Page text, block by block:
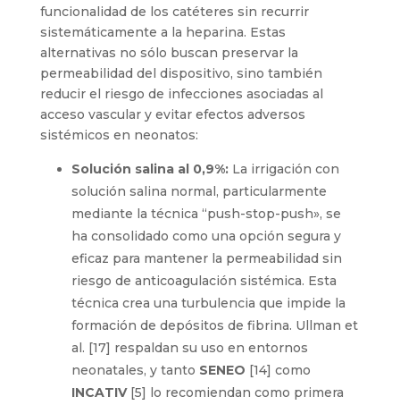
funcionalidad de los catéteres sin recurrir
sistemáticamente a la heparina. Estas
alternativas no sólo buscan preservar la
permeabilidad del dispositivo, sino también
reducir el riesgo de infecciones asociadas al
acceso vascular y evitar efectos adversos
sistémicos en neonatos:
Solución salina al 0,9%: La irrigación con
solución salina normal, particularmente
mediante la técnica “push-stop-push», se
ha consolidado como una opción segura y
eficaz para mantener la permeabilidad sin
riesgo de anticoagulación sistémica. Esta
técnica crea una turbulencia que impide la
formación de depósitos de fibrina. Ullman et
al. [17] respaldan su uso en entornos
neonatales, y tanto SENEO [14] como
INCATIV[5] lo recomiendan como primera